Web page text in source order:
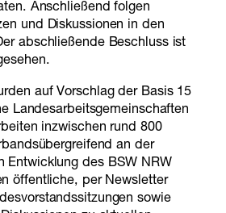
Anschließend folgen
und Diskussionen in den
abschließende Beschluss ist
auf Vorschlag der Basis 15
Landesarbeitsgemeinschaften
inzwischen rund 800
an der
Entwicklung des BSW NRW
öffentliche, per Newsletter
sowie